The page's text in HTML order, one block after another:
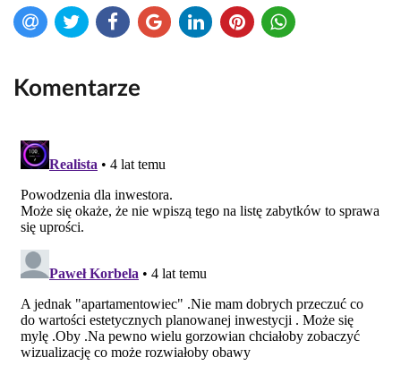
Komentarze